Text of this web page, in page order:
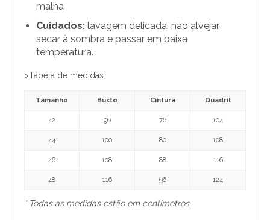
malha
Cuidados: lavagem delicada, não alvejar,
secar à sombra e passar em baixa
temperatura.
>Tabela de medidas:
Tamanho Busto Cintura Quadril
42 96 76 104
44 100 80 108
46 108 88 116
48 116 96 124
* Todas as medidas estão em centímetros.